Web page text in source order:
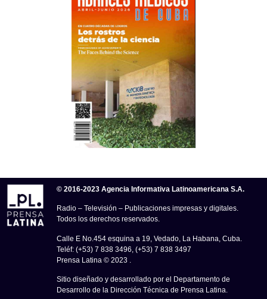
© 2016-2023 Agencia Informativa Latinoamericana S.A.
Radio – Televisión – Publicaciones impresas y digitales.
Todos los derechos reservados.
Calle E No.454 esquina a 19, Vedado, La Habana, Cuba.
Teléf: (+53) 7 838 3496, (+53) 7 838 3497
Prensa Latina © 2023 .
Sitio diseñado y desarrollado por el Departamento de
Desarrollo de la Dirección Técnica de Prensa Latina.